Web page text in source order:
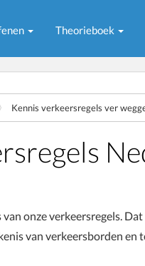
Theorieboek
Kennis verkeersregels ver
onze verkeersregels.
van verkeersborden en